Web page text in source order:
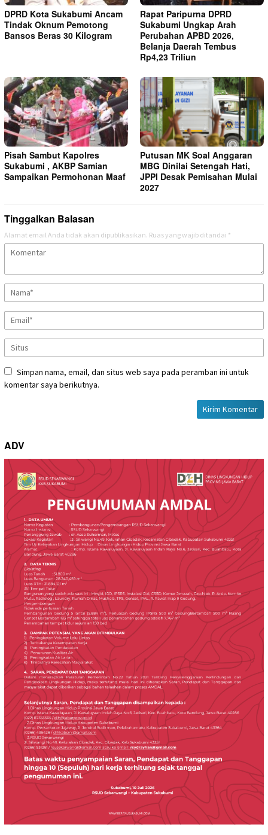
DPRD Kota Sukabumi Ancam
Tindak Oknum Pemotong
Bansos Beras 30 Kilogram
Rapat Paripurna DPRD
Sukabumi Ungkap Arah
Perubahan APBD 2026,
Belanja Daerah Tembus
Rp4,23 Triliun
Pisah Sambut Kapolres
Sukabumi , AKBP Samian
Sampaikan Permohonan Maaf
Putusan MK Soal Anggaran
MBG Dinilai Setengah Hati,
JPPI Desak Pemisahan Mulai
2027
Tinggalkan Balasan
Alamat email Anda tidak akan dipublikasikan. Ruas yang wajib ditandai *
Simpan nama, email, dan situs web saya pada peramban ini untuk
komentar saya berikutnya.
ADV